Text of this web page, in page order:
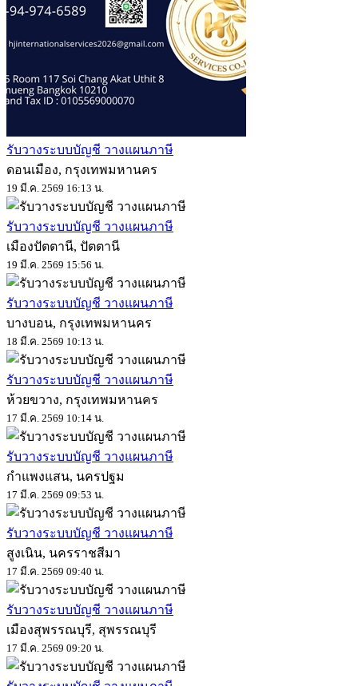
รับวางระบบบัญชี วางแผนภาษี
ดอนเมือง, กรุงเทพมหานคร
19 มี.ค. 2569 16:13 น.
รับวางระบบบัญชี วางแผนภาษี
เมืองปัตตานี, ปัตตานี
19 มี.ค. 2569 15:56 น.
รับวางระบบบัญชี วางแผนภาษี
บางบอน, กรุงเทพมหานคร
18 มี.ค. 2569 10:13 น.
รับวางระบบบัญชี วางแผนภาษี
ห้วยขวาง, กรุงเทพมหานคร
17 มี.ค. 2569 10:14 น.
รับวางระบบบัญชี วางแผนภาษี
กำแพงแสน, นครปฐม
17 มี.ค. 2569 09:53 น.
รับวางระบบบัญชี วางแผนภาษี
สูงเนิน, นครราชสีมา
17 มี.ค. 2569 09:40 น.
รับวางระบบบัญชี วางแผนภาษี
เมืองสุพรรณบุรี, สุพรรณบุรี
17 มี.ค. 2569 09:20 น.